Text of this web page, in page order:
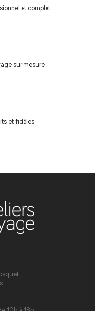
et complet
sur mesure
et fidèles